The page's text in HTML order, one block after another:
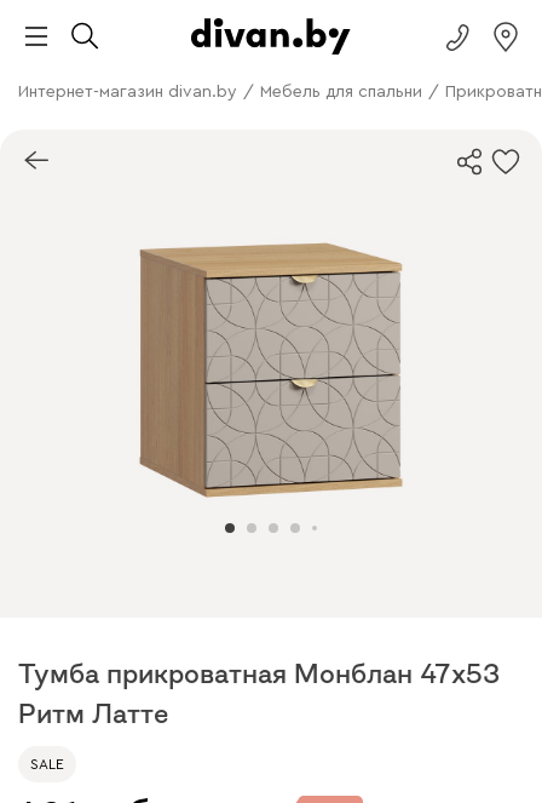
Интернет-магазин divan.by / Мебель для спальни /
Тумба прикроватная Монблан 47x53
Ритм Латте
SALE